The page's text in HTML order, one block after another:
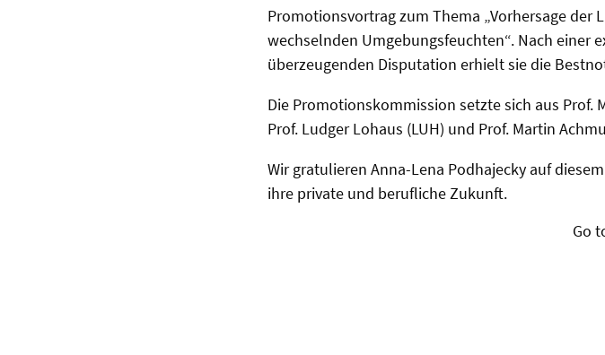
Promotionsvortrag zum Thema „Vorhersage
wechselnden Umgebungsfeuchten“. Nach einer
überzeugenden Disputation erhielt sie die
Die Promotionskommission setzte sich aus Prof.
Prof. Ludger Lohaus (LUH) und Prof. Martin
Wir gratulieren Anna-Lena Podhajecky auf
ihre private und berufliche Zukunft.
Go